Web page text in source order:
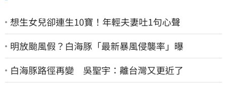
想生女兒卻連生10寶！年輕夫妻吐1句心聲
明放颱風假？白海豚「最新暴風侵襲率」曝
白海豚路徑再變 吳聖宇：離台灣又更近了